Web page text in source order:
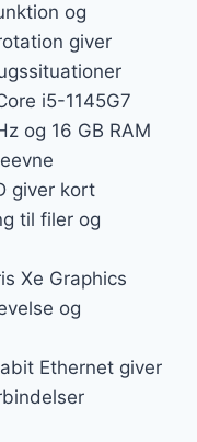
og
giver
i5-1145G7
og 16 GB RAM
giver kort
til filer og
Xe Graphics
og
Ethernet giver